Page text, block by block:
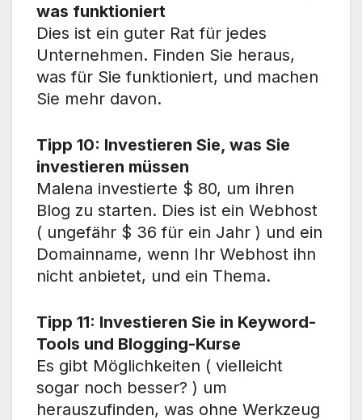
was funktioniert
Dies ist ein guter Rat für jedes
Unternehmen. Finden Sie heraus,
was für Sie funktioniert, und machen
Sie mehr davon.
Tipp 10: Investieren Sie, was Sie
investieren müssen
Malena investierte $ 80, um ihren
Blog zu starten. Dies ist ein Webhost
( ungefähr $ 36 für ein Jahr ) und ein
Domainname, wenn Ihr Webhost ihn
nicht anbietet, und ein Thema.
Tipp 11: Investieren Sie in Keyword-
Tools und Blogging-Kurse
Es gibt Möglichkeiten ( vielleicht
sogar noch besser? ) um
herauszufinden, was ohne Werkzeug